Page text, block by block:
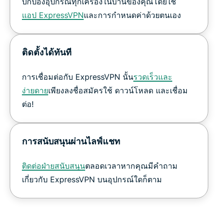
แอป ExpressVPNและการกำหนดค่าด้วยตนเอง
ติดตั้งได้ทันที
การเชื่อมต่อกับ ExpressVPN นั้นรวดเร็วและ
ง่ายดายเพียงลงชื่อสมัครใช้ ดาวน์โหลด และเชื่อม
ต่อ!
การสนับสนุนผ่านไลฟ์แชท
ติดต่อฝ่ายสนับสนุนตลอดเวลาหากคุณมีคำถาม
เกี่ยวกับ ExpressVPN บนอุปกรณ์ใดก็ตาม